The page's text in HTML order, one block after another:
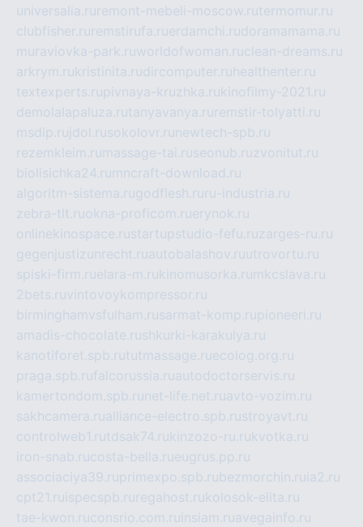
universalia.ru remont-mebeli-moscow.rutermomur.ru
clubfisher.ru remstirufa.ruerdamchi.rudoramamama.ru
muraviovka-park.ruworldofwoman.ruclean-dreams.ru
arkrym.rukristinita.rudircomputer.ru healthenter.ru
textexperts.rupivnaya-kruzhka.rukinofilmy-2021.ru
demolalapaluza.rutanyavanya.ru remstir-tolyatti.ru
msdip.ru jdol.rusokolovr.ru newtech-spb.ru
rezemkleim.ru massage-tai.ruseonub.ruzvonitut.ru
biolisichka24.ru mncraft-download.ru
algoritm-sistema.rugodflesh.ru ru-industria.ru
zebra-tlt.ruokna-proficom.ruerynok.ru
onlinekinospace.rustartupstudio-fefu.ruzarges-ru.ru
gegenjustizunrecht.ruautobalashov.ruutrovortu.ru
spiski-firm.ruelara-m.rukinomusorka.ru mkcslava.ru
2bets.ruvintovoykompressor.ru
birminghamvsfulham.rusarmat-komp.rupioneeri.ru
amadis-chocolate.rushkurki-karakulya.ru
kanotiforet.spb.rututmassage.ruecolog.org.ru
praga.spb.rufalcorussia.ruautodoctorservis.ru
kamertondom.spb.ru net-life.net.ruavto-vozim.ru
sakhcamera.rualliance-electro.spb.rustroyavt.ru
controlweb1.rutdsak74.rukinzozo-ru.rukvotka.ru
iron-snab.rucosta-bella.rueugrus.pp.ru
associaciya39.ruprimexpo.spb.rubezmorchin.ru ia2.ru
cpt21.ru ispecspb.ru regahost.rukolosok-elita.ru
tae-kwon.ruconsrio.com.ru insiam.ruavegainfo.ru